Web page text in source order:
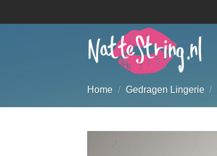
naar
Home / Gedragen Lingerie /